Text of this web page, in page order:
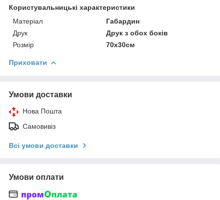
Користувальницькі характеристики
Матеріал
Габардин
Друк
Друк з обох боків
Розмір
70х30см
Приховати
Умови доставки
Нова Пошта
Самовивіз
Всі умови доставки
Умови оплати